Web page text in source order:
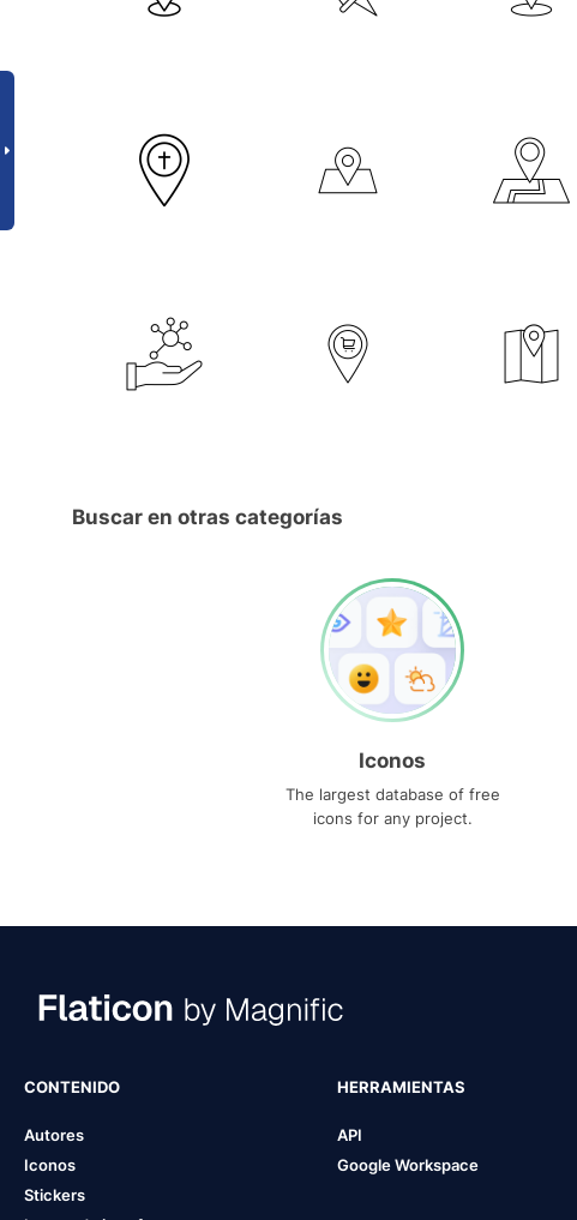
Buscar en otras categorías
Iconos
The largest database of free
icons for any project.
CONTENIDO
Autores
Iconos
Stickers
HERRAMIENTAS
API
Google Workspace